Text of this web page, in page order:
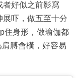
者好似之前影寫
吓，做五至十分
住身形，做瑜伽都
膊會橫，好容易